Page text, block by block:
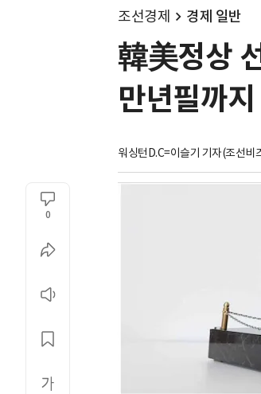
조선경제 경제 일반
韓美정상
만년필까지
워싱턴D.C=이슬기 기자(조선비
0